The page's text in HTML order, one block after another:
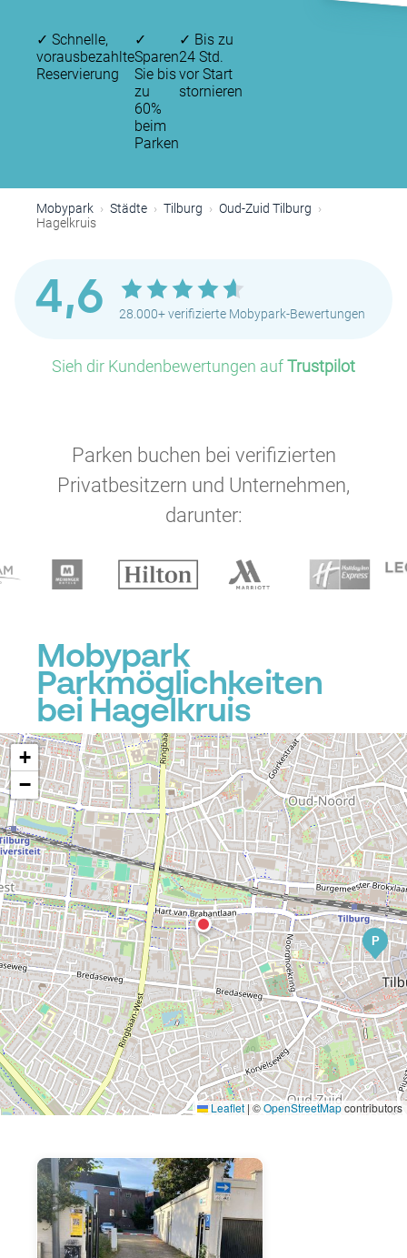
✓ Schnelle,
vorausbezahlte
Reservierung
✓
Sparen
Sie bis
zu
60%
beim
Parken
✓ Bis zu
24 Std.
vor Start
stornieren
Mobypark Städte Tilburg
Oud-Zuid Tilburg
Hagelkruis
4,6 28.000+ verifizierte Mobypark-Bewertungen
Sieh dir Kundenbewertungen aufTrustpilot
Parken buchen bei verifizierten
Privatbesitzern und Unternehmen,
darunter:
Mobypark
Parkmöglichkeiten
bei Hagelkruis
P
+
−
Leaflet | ©OpenStreetMapcontributors